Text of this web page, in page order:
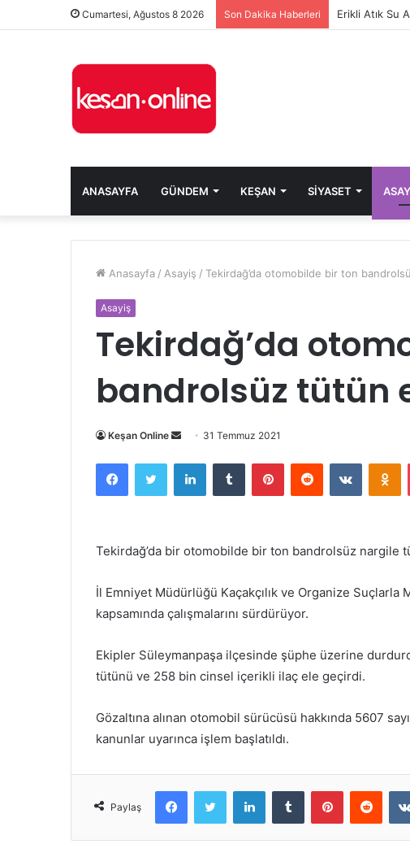
Cumartesi, Ağustos 8 2026 Son Dakika Haberleri Erikli Atık Su
ANASAYFA GÜNDEM KEŞAN SIYASET
Anasayfa / Asayiş / Tekirdağ’da otomobilde bir ton
Asayiş
Tekirdağ’da
bandrolsüz tütün
Keşan Online
Bir
posta
göndermek
31 Temmuz 2021
FacebookTwitter LinkedInTumblr PinterestReddit
Tekirdağ’da bir otomobilde bir ton bandrolsüz
İl Emniyet Müdürlüğü Kaçakçılık ve Organize Suçlarla
kapsamında çalışmalarını sürdürüyor.
Ekipler Süleymanpaşa ilçesinde şüphe üzerine
tütünü ve 258 bin cinsel içerikli ilaç ele geçirdi.
Gözaltına alınan otomobil sürücüsü hakkında 5607
kanunlar uyarınca işlem başlatıldı.
Paylaş
FacebookTwitter LinkedInTumblr Pinterest